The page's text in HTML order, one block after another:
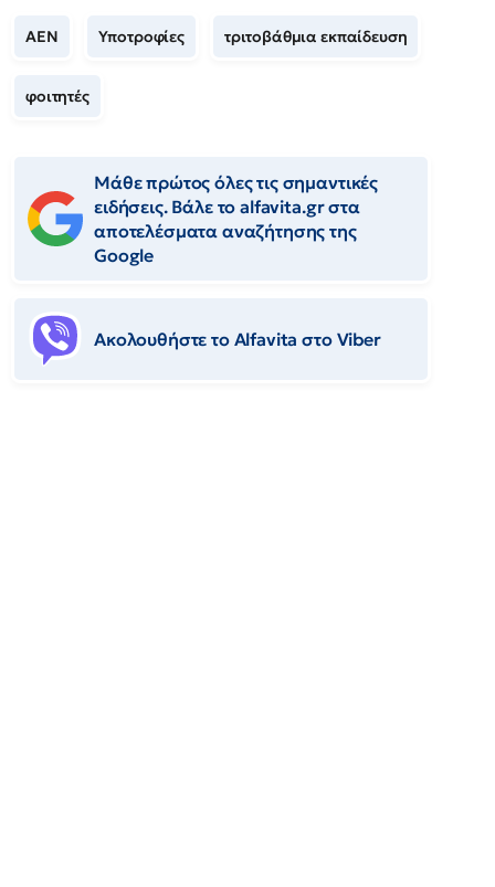
ΑΕΝ Υποτροφίες τριτοβάθμια εκπαίδευση
φοιτητές
Μάθε πρώτος όλες τις σημαντικές
ειδήσεις. Βάλε το alfavita.gr στα
αποτελέσματα αναζήτησης της
Google
Ακολουθήστε το Αlfavita στο Viber